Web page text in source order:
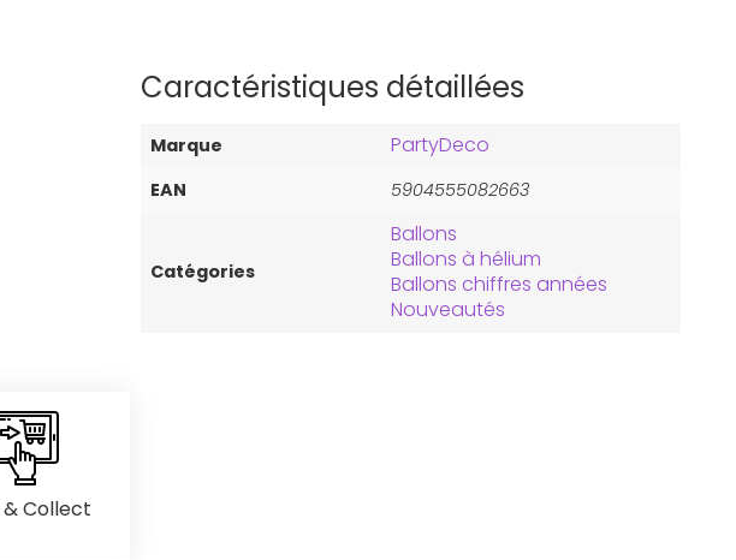
Collect
Caractéristiques détaillées
Marque PartyDeco
EAN 5904555082663
Catégories
Ballons
Ballons à hélium
Ballons chiffres années
Nouveautés